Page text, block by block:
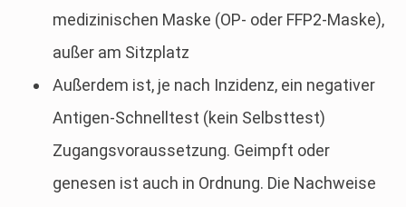
medizinischen Maske (OP- oder FFP2-Maske),
außer am Sitzplatz
Außerdem ist, je nach Inzidenz, ein negativer
Antigen-Schnelltest (kein Selbsttest)
Zugangsvoraussetzung. Geimpft oder
genesen ist auch in Ordnung. Die Nachweise